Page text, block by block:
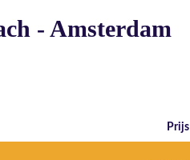
- Amsterdam
Prijs